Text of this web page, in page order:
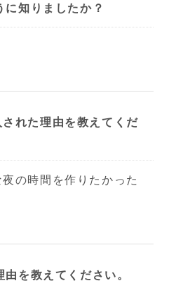
知りましたか？
れた理由を教えてくだ
の時間を作りたかった
を教えてください。